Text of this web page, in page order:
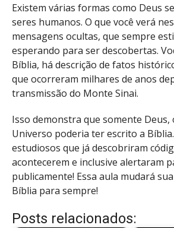
Existem várias formas como Deus
seres humanos. O que você verá
mensagens ocultas, que sempre
esperando para ser descobertas.
Bíblia, há descrição de fatos
que ocorreram milhares de anos
transmissão do Monte Sinai.
Isso demonstra que somente Deus,
Universo poderia ter escrito a
estudiosos que já descobriram
acontecerem e inclusive alertaram
publicamente! Essa aula mudará
Bíblia para sempre!
Posts relacionados: